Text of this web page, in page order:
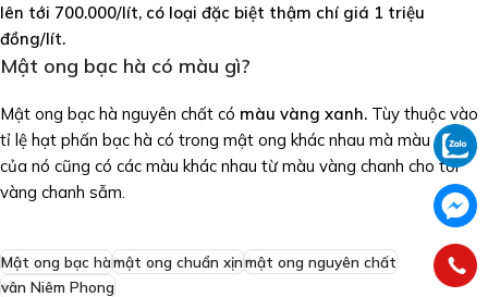
lên tới 700.000/lít, có loại đặc biệt thậm chí giá 1 triệu
đồng/lít.
Mật ong bạc hà có màu gì?
Mật ong bạc hà nguyên chất có màu vàng xanh. Tùy thuộc vào
tỉ lệ hạt phấn bạc hà có trong mật ong khác nhau mà màu sắc
của nó cũng có các màu khác nhau từ màu vàng chanh cho tới
vàng chanh sẫm.
Mật ong bạc hàmật ong chuẩn xịnmật ong nguyên chất
vân Niêm Phong